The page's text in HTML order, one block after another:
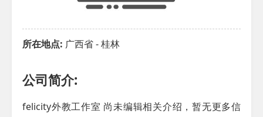
所在地点: 广西省 - 桂林
公司简介:
felicity外教工作室 尚未编辑相关介绍，暂无更多信